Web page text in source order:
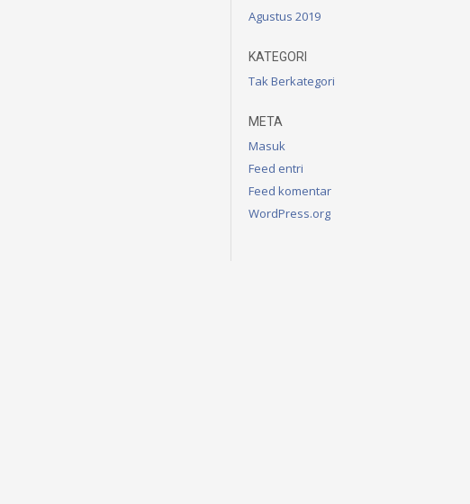
Agustus 2019
KATEGORI
Tak Berkategori
META
Masuk
Feed entri
Feed komentar
WordPress.org